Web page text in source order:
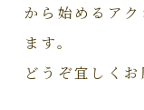
から始めるア
ます。
どうぞ宜しくお